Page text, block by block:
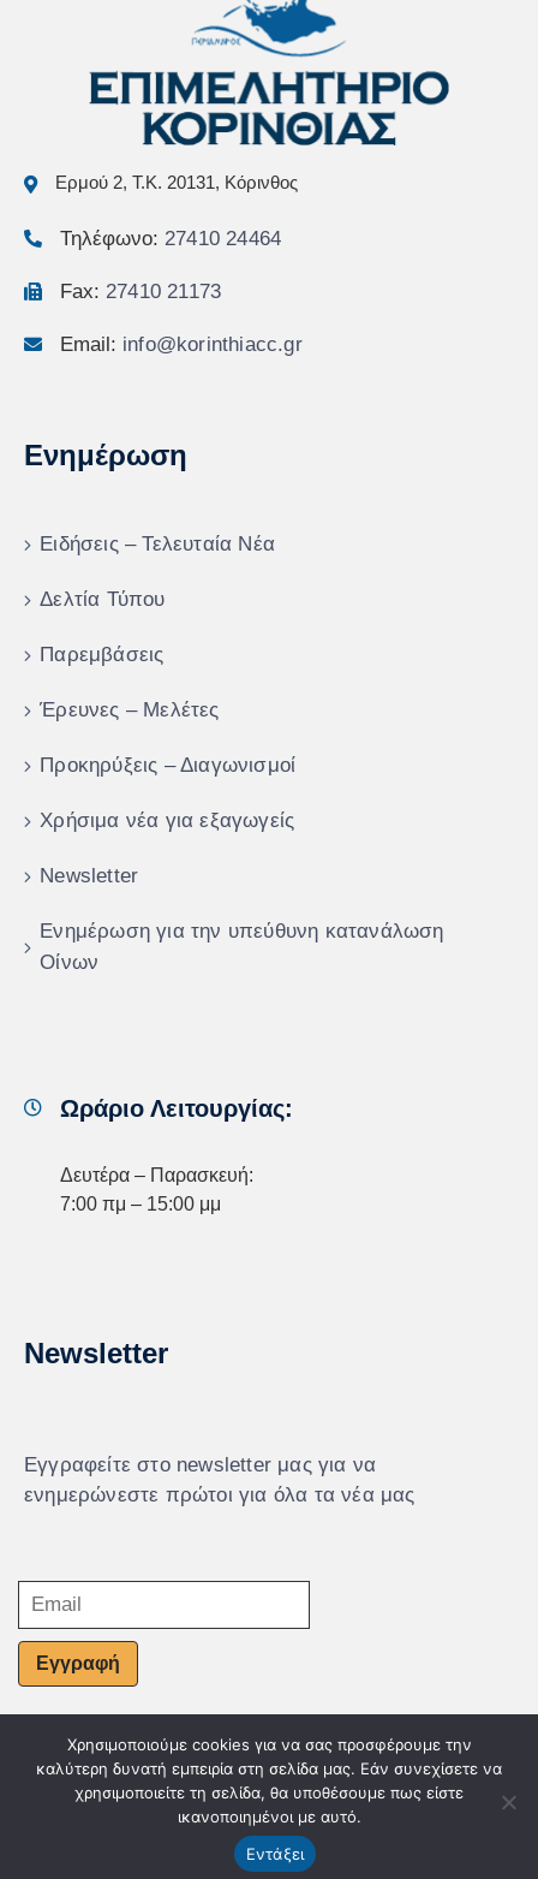
Ερμού 2, Τ.Κ. 20131, Κόρινθος
Τηλέφωνο: 27410 24464
Fax: 27410 21173
Email: info@korinthiacc.gr
Ενημέρωση
Ειδήσεις – Τελευταία Νέα
Δελτία Τύπου
Παρεμβάσεις
Έρευνες – Μελέτες
Προκηρύξεις – Διαγωνισμοί
Χρήσιμα νέα για εξαγωγείς
Newsletter
Ενημέρωση για την υπεύθυνη κατανάλωση
Οίνων
Ωράριο Λειτουργίας:
Δευτέρα – Παρασκευή:
7:00 πμ – 15:00 μμ
Newsletter
Εγγραφείτε στο newsletter μας για να
ενημερώνεστε πρώτοι για όλα τα νέα μας
Εγγραφή
© Powered by Knowledge AE
Χρησιμοποιούμε cookies για να σας προσφέρουμε την
καλύτερη δυνατή εμπειρία στη σελίδα μας. Εάν συνεχίσετε να
χρησιμοποιείτε τη σελίδα, θα υποθέσουμε πως είστε
ικανοποιημένοι με αυτό.
Εντάξει